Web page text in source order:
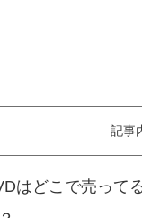
記事
はどこで売って